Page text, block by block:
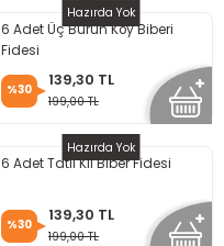
Hazırda Yok
6 Adet Üç Burun Köy Biberi
Fidesi
%30
139,30 TL
199,00 TL
Hazırda Yok
6 Adet Tatlı Kıl Biber Fidesi
%30
139,30 TL
199,00 TL